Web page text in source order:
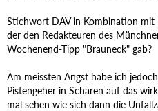
Stichwort DAV in Kombination mit
der den Redakteuren des
Wochenend-Tipp "Brauneck" gab?
Am meissten Angst habe ich
Pistengeher in Scharen auf das
mal sehen wie sich dann die